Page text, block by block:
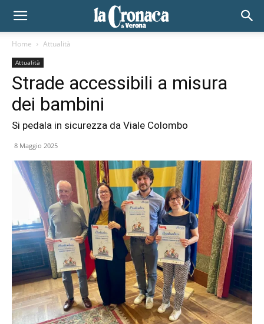
Home Attualità
Attualità
Strade accessibili a misura
dei bambini
Si pedala in sicurezza da Viale Colombo
8 Maggio 2025